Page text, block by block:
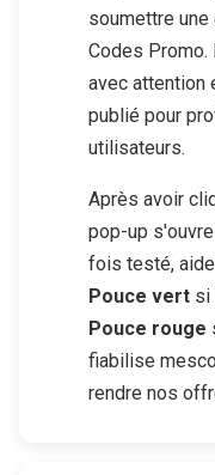
soumettre
Codes
avec attention
publié pour
utilisateurs.
Après avoir
pop-up
fois testé,
Pouce vert si
Pouce rouge
fiabilise
rendre nos